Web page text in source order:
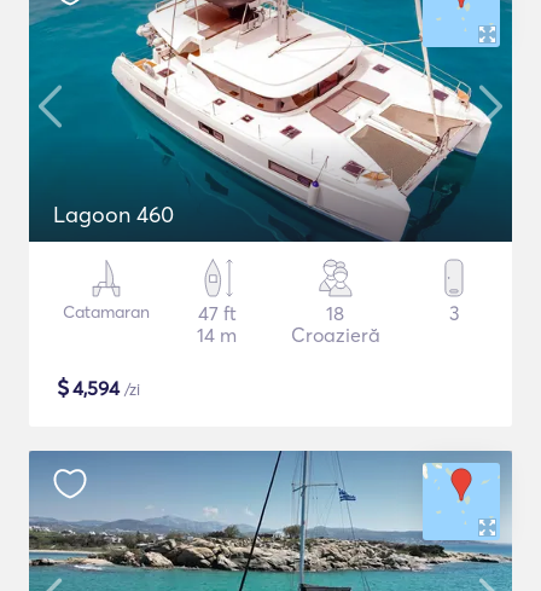
Lagoon 460
Catamaran
47 ft
14 m
18
Croazieră
3
$4,594/zi